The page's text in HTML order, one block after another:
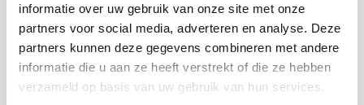
informatie over uw gebruik van onze site met onze
partners voor social media, adverteren en analyse. Deze
partners kunnen deze gegevens combineren met andere
informatie die u aan ze heeft verstrekt of die ze hebben
verzameld op basis van uw gebruik van hun services.
E-mailadres
Aanmelden